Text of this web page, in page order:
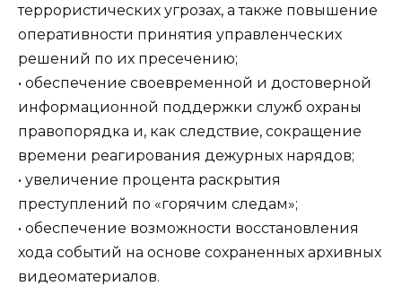
террористических угрозах, а также повышение
оперативности принятия управленческих
решений по их пресечению;
• обеспечение своевременной и достоверной
информационной поддержки служб охраны
правопорядка и, как следствие, сокращение
времени реагирования дежурных нарядов;
• увеличение процента раскрытия
преступлений по «горячим следам»;
• обеспечение возможности восстановления
хода событий на основе сохраненных архивных
видеоматериалов.